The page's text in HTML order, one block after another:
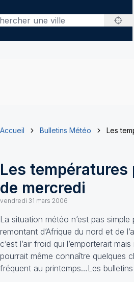
Accueil Bulletins Météo Les
Les
de mercredi
vendredi 31 mars 2006
La situation météo n’est pas
remontant d’Afrique du nord et de
c’est l’air froid qui l’emporterait
pourrait même connaître quelques
fréquent au printemps…Les